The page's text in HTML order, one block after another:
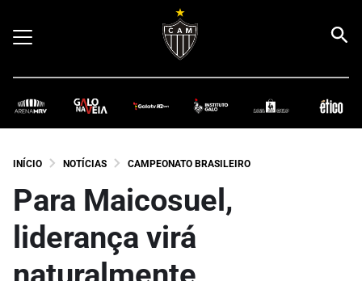
INÍCIO NOTÍCIAS CAMPEONATO BRASILEIRO
Para Maicosuel,
liderança virá